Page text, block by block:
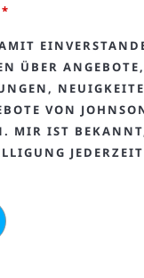
*
ÜBER ANGEBOTE,
VON
MIR IST